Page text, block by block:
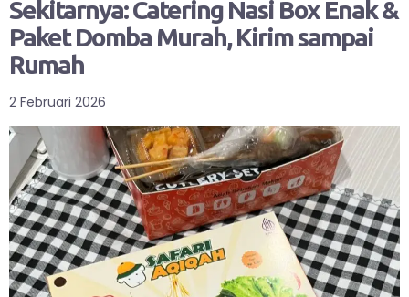
Sekitarnya: Catering Nasi Box Enak &
Paket Domba Murah, Kirim sampai
Rumah
2 Februari 2026